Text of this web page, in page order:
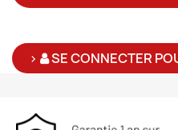
> SE CONNECTER